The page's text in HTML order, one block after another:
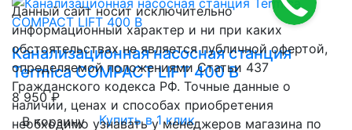
Канализационная насосная станция
Termica COMPACT LIFT 400 B
8 950 ₽
В корзину
Купить в 1 клик
Данный сайт носит исключительно
информационный характер и ни при каких
обстоятельствах не является публичной офертой,
определяемой положениями Статьи 437
Гражданского кодекса РФ. Точные данные о
наличии, ценах и способах приобретения
необходимо узнавать у менеджеров магазина по